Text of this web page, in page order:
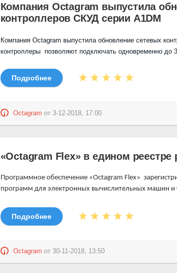
Компания Octagram выпустила
контроллеров СКУД серии A1DM
Компания Octagram выпустила обновление сетевых
контроллеры позволяют подключать одновременно до
Подробнее
Octagram от 3-12-2018, 17:00
«Octagram Flex» в едином реестре
Программное обеспечение «Octagram Flex»
программ для электронных вычислительных машин и
Подробнее
Octagram от 30-11-2018, 13:50